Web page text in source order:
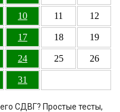
10 11 12
17 18 19
24 25 26
31
СДВГ? Простые тесты,